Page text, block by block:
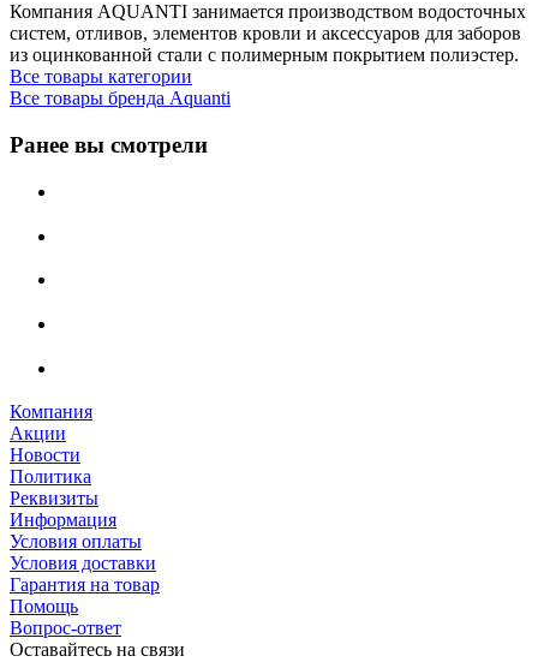
Компания AQUANTI занимается производством водосточных
систем, отливов, элементов кровли и аксессуаров для заборов
из оцинкованной стали с полимерным покрытием полиэстер.
Все товары категории
Все товары бренда Aquanti
Ранее вы смотрели
Компания
Акции
Новости
Политика
Реквизиты
Информация
Условия оплаты
Условия доставки
Гарантия на товар
Помощь
Вопрос-ответ
Оставайтесь на связи